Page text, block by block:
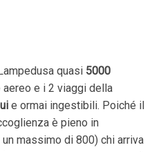
quasi 5000
e i 2 viaggi della
e ormai ingestibili. Poiché il
è pieno in
massimo di 800) chi arriva